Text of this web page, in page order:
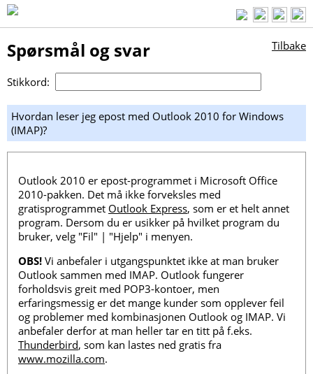
Spørsmål og svar Tilbake
Stikkord:
Hvordan leser jeg epost med Outlook 2010 for Windows
(IMAP)?
Outlook 2010 er epost-programmet i Microsoft Office
2010-pakken. Det må ikke forveksles med
gratisprogrammet Outlook Express, som er et helt annet
program. Dersom du er usikker på hvilket program du
bruker, velg "Fil" | "Hjelp" i menyen.
OBS! Vi anbefaler i utgangspunktet ikke at man bruker
Outlook sammen med IMAP. Outlook fungerer
forholdsvis greit med POP3-kontoer, men
erfaringsmessig er det mange kunder som opplever feil
og problemer med kombinasjonen Outlook og IMAP. Vi
anbefaler derfor at man heller tar en titt på f.eks.
Thunderbird, som kan lastes ned gratis fra
www.mozilla.com.